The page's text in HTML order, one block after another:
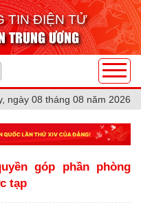
TIN ĐIỆN TỬ
TRUNG ƯƠNG
ngày 08 tháng 08 năm 2026
góp phần phòng
tạp